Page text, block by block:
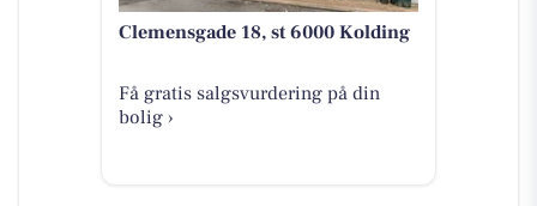
Clemensgade 18, st 6000 Kolding
Få gratis salgsvurdering på din
bolig ›